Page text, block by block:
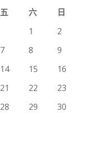
五 六
日
1
2
7 8
9
14 15
16
21 22
23
28 29
30